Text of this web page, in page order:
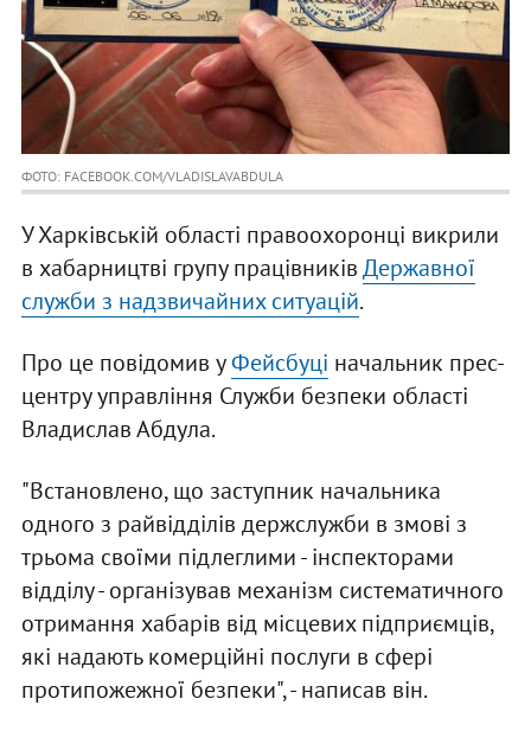
ФОТО: FACEBOOK.COM/VLADISLAVABDULA
У Харківській області правоохоронці викрили
в хабарництві групу працівниківДержавної
служби з надзвичайних ситуацій.
Про це повідомив уФейсбуці начальник прес-
центру управління Служби безпеки області
Владислав Абдула.
"Встановлено, що заступник начальника
одного з райвідділів держслужби в змові з
трьома своїми підлеглими - інспекторами
відділу - організував механізм систематичного
отримання хабарів від місцевих підприємців,
які надають комерційні послуги в сфері
протипожежної безпеки", - написав він.